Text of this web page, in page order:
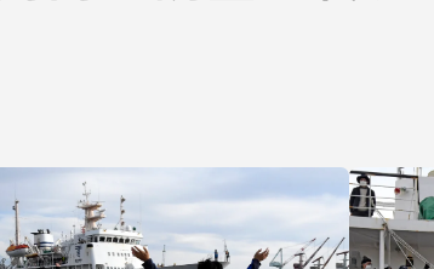
ド
奨学金